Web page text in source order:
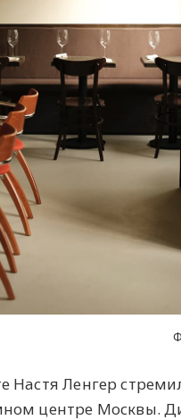
Настя Ленгер
центре Москвы.